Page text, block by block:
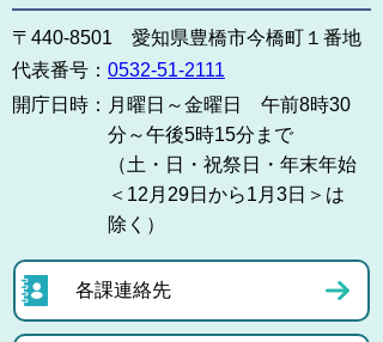
〒440-8501 愛知県豊橋市今橋町１番地
代表番号： 0532-51-2111
開庁日時： 月曜日～金曜日 午前8時30
分～午後5時15分まで
（土・日・祝祭日・年末年始
＜12月29日から1月3日＞は
除く）
各課連絡先